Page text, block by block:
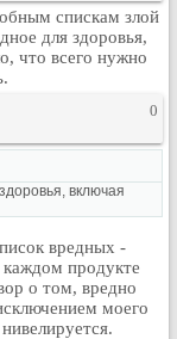
спискам злой
для здоровья,
что всего нужно
0
включая
вредных -
продукте
о том, вредно
моего